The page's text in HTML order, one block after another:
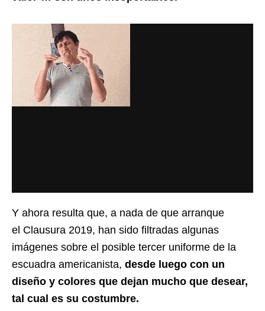
Y ahora resulta que, a nada de que arranque
el Clausura 2019, han sido filtradas algunas
imágenes sobre el posible tercer uniforme de la
escuadra americanista, desde luego con un
diseño y colores que dejan mucho que desear,
tal cual es su costumbre.